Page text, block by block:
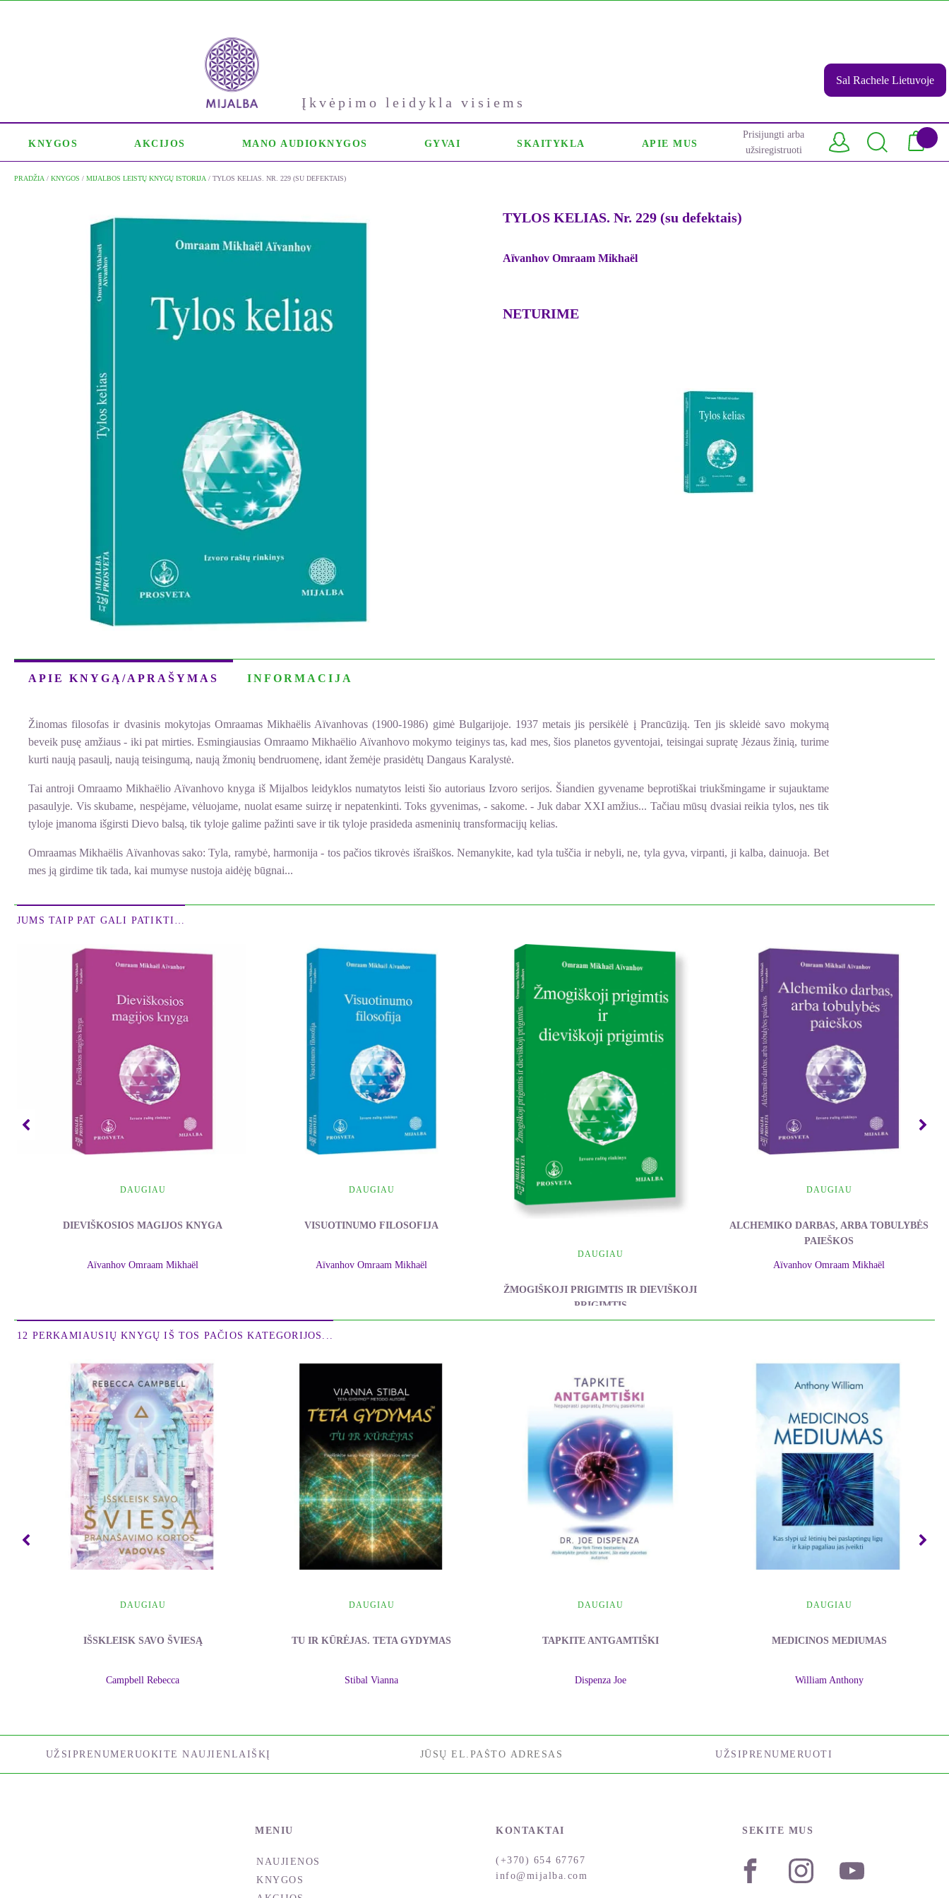
Įkvėpimo leidykla visiems
Sal Rachele Lietuvoje
KNYGOS AKCIJOS MANO AUDIOKNYGOS GYVAI SKAITYKLA APIE MUS
Prisijungti arba
užsiregistruoti
PRADŽIA / KNYGOS / MIJALBOS LEISTŲ KNYGŲ ISTORIJA / TYLOS KELIAS. NR. 229 (SU DEFEKTAIS)
TYLOS KELIAS. Nr. 229 (su defektais)
Aïvanhov Omraam Mikhaël
NETURIME
APIE KNYGĄ/APRAŠYMAS INFORMACIJA
Žinomas filosofas ir dvasinis mokytojas Omraamas Mikhaëlis Aïvanhovas (1900-1986) gimė Bulgarijoje. 1937 metais jis persikėlė į Prancūziją. Ten jis skleidė savo mokymą
beveik pusę amžiaus - iki pat mirties. Esmingiausias Omraamo Mikhaëlio Aïvanhovo mokymo teiginys tas, kad mes, šios planetos gyventojai, teisingai supratę Jėzaus žinią, turime
kurti naują pasaulį, naują teisingumą, naują žmonių bendruomenę, idant žemėje prasidėtų Dangaus Karalystė.
Tai antroji Omraamo Mikhaëlio Aïvanhovo knyga iš Mijalbos leidyklos numatytos leisti šio autoriaus Izvoro serijos. Šiandien gyvename beprotiškai triukšmingame ir sujauktame
pasaulyje. Vis skubame, nespėjame, vėluojame, nuolat esame suirzę ir nepatenkinti. Toks gyvenimas, - sakome. - Juk dabar XXI amžius... Tačiau mūsų dvasiai reikia tylos, nes tik
tyloje įmanoma išgirsti Dievo balsą, tik tyloje galime pažinti save ir tik tyloje prasideda asmeninių transformacijų kelias.
Omraamas Mikhaëlis Aïvanhovas sako: Tyla, ramybė, harmonija - tos pačios tikrovės išraiškos. Nemanykite, kad tyla tuščia ir nebyli, ne, tyla gyva, virpanti, ji kalba, dainuoja. Bet
mes ją girdime tik tada, kai mumyse nustoja aidėję būgnai...
JUMS TAIP PAT GALI PATIKTI…
DAUGIAU
DIEVIŠKOSIOS MAGIJOS KNYGA
Aïvanhov Omraam Mikhaël
DAUGIAU
VISUOTINUMO FILOSOFIJA
Aïvanhov Omraam Mikhaël
DAUGIAU
ŽMOGIŠKOJI PRIGIMTIS IR DIEVIŠKOJI
PRIGIMTIS
DAUGIAU
ALCHEMIKO DARBAS, ARBA TOBULYBĖS
PAIEŠKOS
Aïvanhov Omraam Mikhaël
12 PERKAMIAUSIŲ KNYGŲ IŠ TOS PAČIOS KATEGORIJOS...
DAUGIAU
IŠSKLEISK SAVO ŠVIESĄ
Campbell Rebecca
DAUGIAU
TU IR KŪRĖJAS. TETA GYDYMAS
Stibal Vianna
DAUGIAU
TAPKITE ANTGAMTIŠKI
Dispenza Joe
DAUGIAU
MEDICINOS MEDIUMAS
William Anthony
UŽSIPRENUMERUOKITE NAUJIENLAIŠKĮ UŽSIPRENUMERUOTI
MENIU
NAUJIENOS
KNYGOS
KONTAKTAI
(+370) 654 67767
info@mijalba.com
SEKITE MUS